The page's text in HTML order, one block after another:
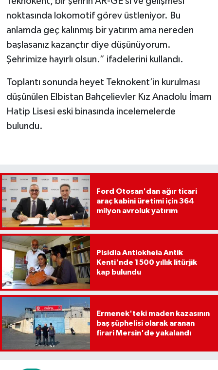
noktasında lokomotif görev üstleniyor. Bu
anlamda geç kalınmış bir yatırım ama nereden
başlasanız kazançtır diye düşünüyorum.
Şehrimize hayırlı olsun.” ifadelerini kullandı.
Toplantı sonunda heyet Teknokent’in kurulması
düşünülen Elbistan Bahçelievler Kız Anadolu İmam
Hatip Lisesi eski binasında incelemelerde
bulundu.
Ford Otosan'dan ağır ticari
araç kabini üretimi için 364
milyon avroluk yatırım
Pisidia Antiokheia Antik
Kenti'nde 1500 yıllık litürjik
kap bulundu
Ermenek'teki maden kazasının
baş şüphelisi olarak aranan
firari Mersin'de yakalandı